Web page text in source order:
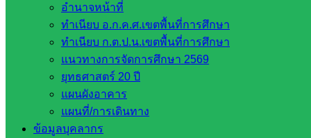
อำนาจหน้าที่
ทำเนียบ อ.ก.ค.ศ.เขตพื้นที่การศึกษา
ทำเนียบ ก.ต.ป.น.เขตพื้นที่การศึกษา
แนวทางการจัดการศึกษา 2569
ยุทธศาสตร์ 20 ปี
แผนผังอาคาร
แผนที่/การเดินทาง
ข้อมูลบุคลากร
สิงหาคม 3, 2021มิถุนายน 21, 2023
web2021_admin
กฎหมายที่เกี่ยวข้อง